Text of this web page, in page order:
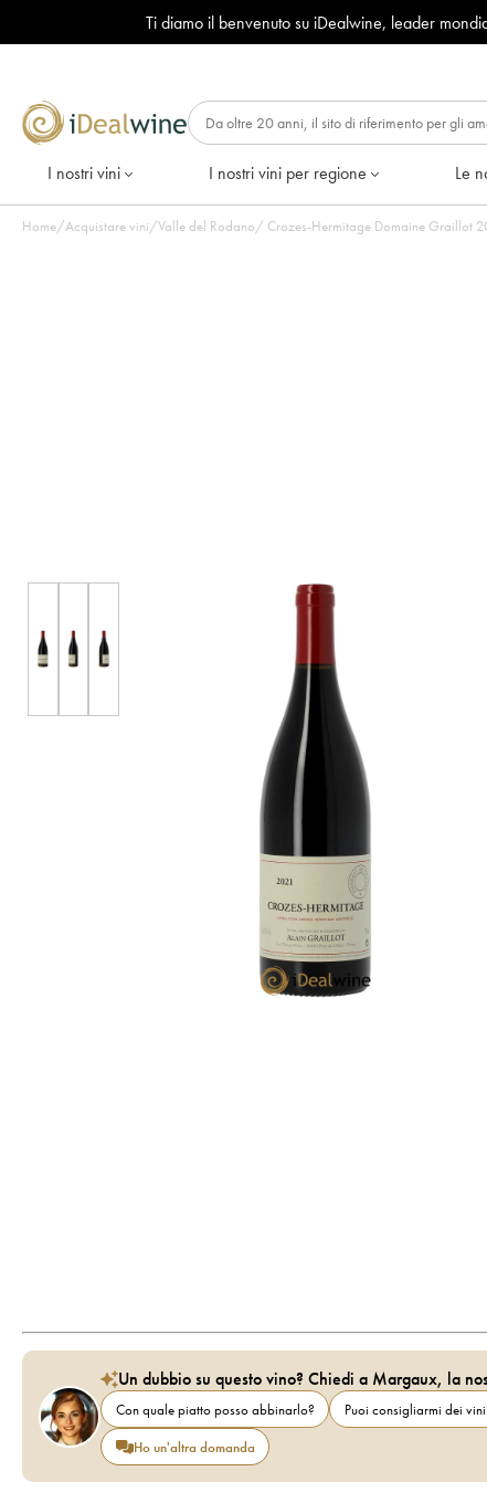
Ti diamo il benvenuto su iDealwine, leader
I nostri vini I nostri vini per regione Le
Home/Acquistare vini/Valle del Rodano/ Crozes-Hermitage Domaine Graillot
Un dubbio su questo vino? Chiedi a Margaux, la
Con quale piatto posso abbinarlo? Puoi consigliarmi dei
Ho un'altra domanda